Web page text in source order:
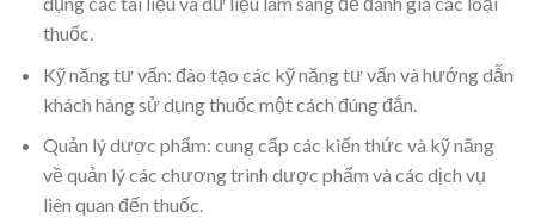
thuốc.
Kỹ năng tư vấn: đào tạo các kỹ năng tư vấn và hướng dẫn
khách hàng sử dụng thuốc một cách đúng đắn.
Quản lý dược phẩm: cung cấp các kiến thức và kỹ năng
về quản lý các chương trình dược phẩm và các dịch vụ
liên quan đến thuốc.